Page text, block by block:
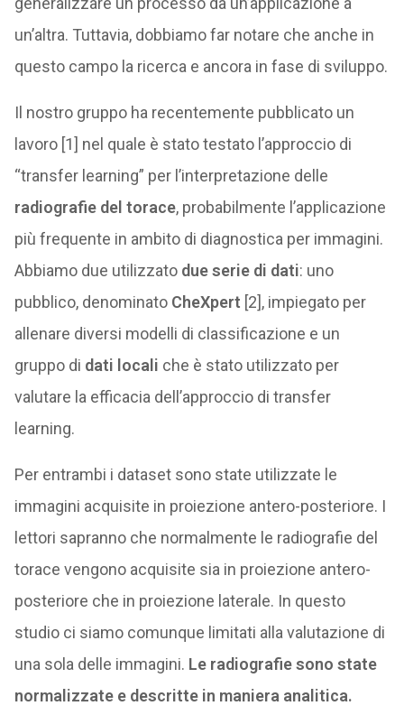
un’altra. Tuttavia, dobbiamo far notare che anche in
questo campo la ricerca e ancora in fase di sviluppo.
Il nostro gruppo ha recentemente pubblicato un
lavoro [1] nel quale è stato testato l’approccio di
“transfer learning” per l’interpretazione delle
radiografie del torace, probabilmente l’applicazione
più frequente in ambito di diagnostica per immagini.
Abbiamo due utilizzato due serie di dati: uno
pubblico, denominato CheXpert [2], impiegato per
allenare diversi modelli di classificazione e un
gruppo di dati locali che è stato utilizzato per
valutare la efficacia dell’approccio di transfer
learning.
Per entrambi i dataset sono state utilizzate le
immagini acquisite in proiezione antero-posteriore. I
lettori sapranno che normalmente le radiografie del
torace vengono acquisite sia in proiezione antero-
posteriore che in proiezione laterale. In questo
studio ci siamo comunque limitati alla valutazione di
una sola delle immagini. Le radiografie sono state
normalizzate e descritte in maniera analitica.